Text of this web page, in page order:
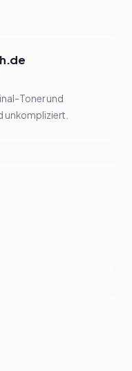
Toner und
unkompliziert.